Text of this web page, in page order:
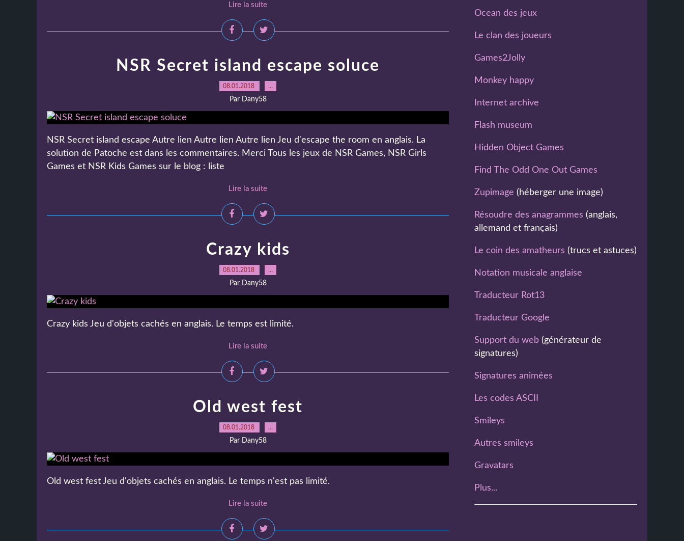
Lire la suite
NSR Secret island escape soluce
08.01.2018 …
Par Dany58
NSR Secret island escape Autre lien Autre lien Autre lien Jeu d'escape the room en anglais. La
solution de Patoche est dans les commentaires. Merci Tous les jeux de NSR Games, NSR Girls
Games et NSR Kids Games sur le blog : liste
Lire la suite
Crazy kids
08.01.2018 …
Par Dany58
Crazy kids Jeu d'objets cachés en anglais. Le temps est limité.
Lire la suite
Old west fest
08.01.2018 …
Par Dany58
Old west fest Jeu d'objets cachés en anglais. Le temps n'est pas limité.
Lire la suite
Ocean des jeux
Le clan des joueurs
Games2Jolly
Monkey happy
Internet archive
Flash museum
Hidden Object Games
Find The Odd One Out Games
Zupimage (héberger une image)
Résoudre des anagrammes (anglais,
allemand et français)
Le coin des amatheurs (trucs et astuces)
Notation musicale anglaise
Traducteur Rot13
Traducteur Google
Support du web (générateur de
signatures)
Signatures animées
Les codes ASCII
Smileys
Autres smileys
Gravatars
Plus...